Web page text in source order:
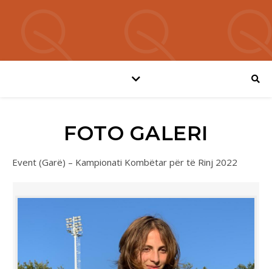
FOTO GALERI
Event (Garë) – Kampionati Kombëtar për të Rinj 2022